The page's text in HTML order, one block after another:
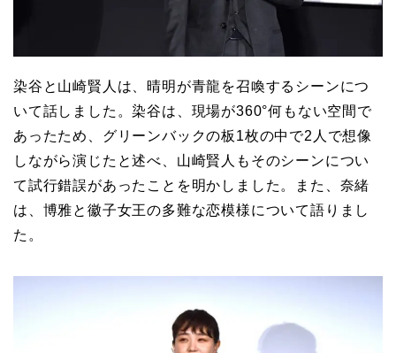
染谷と山崎賢人は、晴明が青龍を召喚するシーンにつ
いて話しました。染谷は、現場が360°何もない空間で
あったため、グリーンバックの板1枚の中で2人で想像
しながら演じたと述べ、山崎賢人もそのシーンについ
て試行錯誤があったことを明かしました。また、奈緒
は、博雅と徽子女王の多難な恋模様について語りまし
た。